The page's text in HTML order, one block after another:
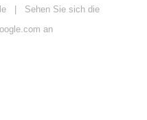
| Sehen Sie sich die
an